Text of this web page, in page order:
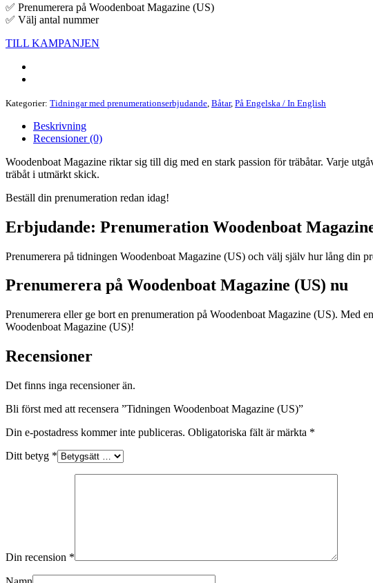
✅ Prenumerera på Woodenboat Magazine (US)
✅ Välj antal nummer
TILL KAMPANJEN
Kategorier: Tidningar med prenumerationserbjudande Båtar, På Engelska / In English
Beskrivning
Recensioner (0)
Woodenboat Magazine riktar sig till dig med en stark passion för träbåtar. Varje
träbåt i utmärkt skick.
Beställ din prenumeration redan idag!
Erbjudande: Prenumeration Woodenboat
Prenumerera på tidningen Woodenboat Magazine (US) och välj själv hur lång din
Prenumerera på Woodenboat Magazine (US) nu
Prenumerera eller ge bort en prenumeration på Woodenboat Magazine (US). Med
Woodenboat Magazine (US)!
Recensioner
Det finns inga recensioner än.
Bli först med att recensera ”Tidningen Woodenboat Magazine (US)”
Din e-postadress kommer inte publiceras. Obligatoriska fält är märkta *
Ditt betyg *
Din recension *